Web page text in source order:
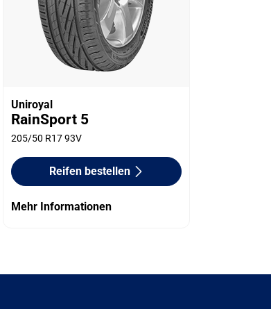
Uniroyal
RainSport 5
205/50 R17 93V
Reifen bestellen
Mehr Informationen